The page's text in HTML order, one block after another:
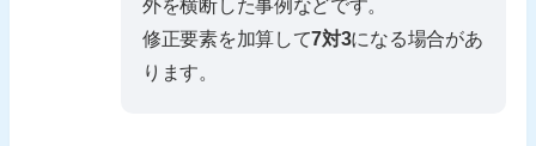
外を横断した事例などです。
修正要素を加算して7対3になる場合があ
ります。